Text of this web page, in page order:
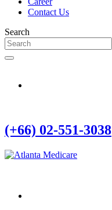
Contact Us
Search
(+66) 02-551-3038